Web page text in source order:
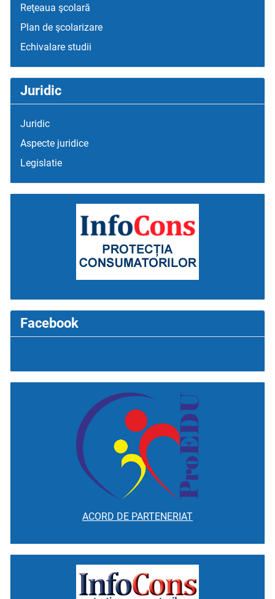
Reţeaua şcolară
Plan de şcolarizare
Echivalare studii
Juridic
Juridic
Aspecte juridice
Legislatie
Facebook
ACORD DE PARTENERIAT